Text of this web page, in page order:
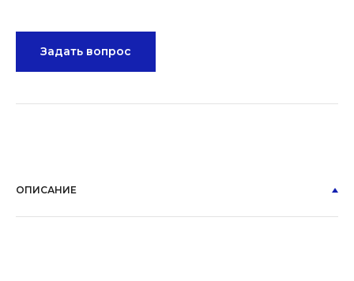
Задать вопрос
ОПИСАНИЕ